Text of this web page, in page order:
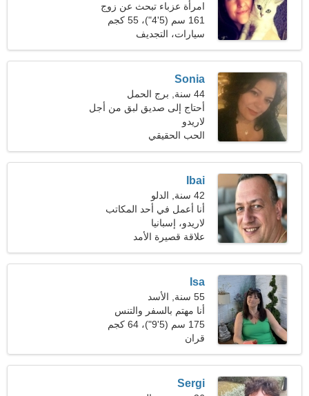
امرأة عزباء تبحث عن زوج
161 سم (5'4")، 55 كجم
(121 رطلا)
سيارات، التجديف
Sonia
44 سنة, برج الحمل
أحتاج إلى صديق لبق من أجل
المتعة
لاريدو
الحب الحقيقي
Ibai
42 سنة, الدلو
أنا أعمل في أحد المكاتب
لاريدو، إسبانيا
علاقة قصيرة الأمد
Isa
55 سنة, الأسد
أنا مهتم بالسفر والتنس
175 سم (5'9")، 64 كجم
(141 رطلا)
قران
Sergi